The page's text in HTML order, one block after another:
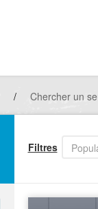
/ Chercher un
Filtres